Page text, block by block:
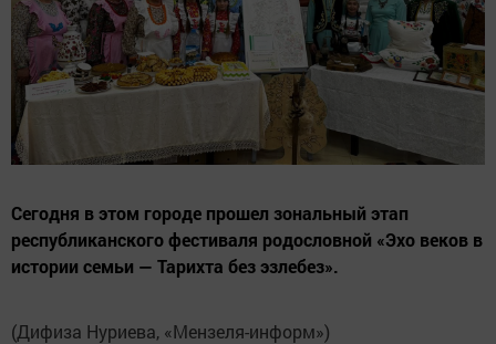
Сегодня в этом городе прошел зональный этап
республиканского фестиваля родословной «Эхо веков в
истории семьи — Тарихта без эзлебез».
(Дифиза Нуриева, «Мензеля-информ»)